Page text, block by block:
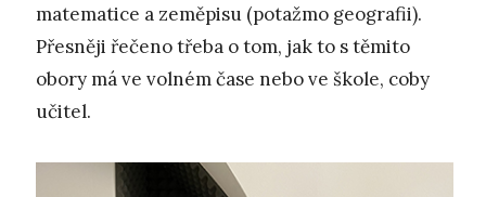
matematice a zeměpisu (potažmo geografii).
Přesněji řečeno třeba o tom, jak to s těmito
obory má ve volném čase nebo ve škole, coby
učitel.